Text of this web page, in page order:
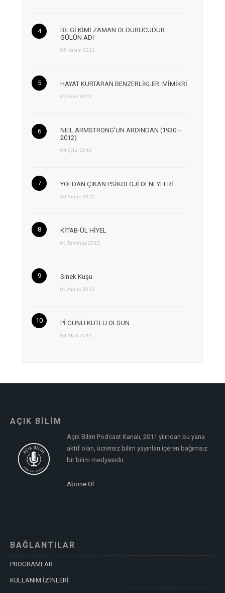
BİLGİ KİMİ ZAMAN ÖLDÜRÜCÜDÜR:
GÜLÜN ADI
05 Kasım 2012
HAYAT KURTARAN BENZERLİKLER: MİMİKRİ
07 Ocak 2013
NEIL ARMSTRONG’UN ARDINDAN (1930 –
2012)
04 Eylül 2012
YOLDAN ÇIKAN PSİKOLOJİ DENEYLERİ
03 Aralık 2012
KİTAB-ÜL HİYEL
01 Temmuz 2013
Sinek Kuşu
01 Aralık 2013
Pİ GÜNÜ KUTLU OLSUN
04 Mart 2013
AÇIK BİLİM
Açık Bilim Podcast Kanalı, 2011 yılından bu yana
aktif olan, ücretsiz bilim yayınları içeren bağımsız
bir bilim medyasıdır.
Abone Ol
BAĞLANTILAR
PROGRAMLAR
KULLANIM İZİNLERİ